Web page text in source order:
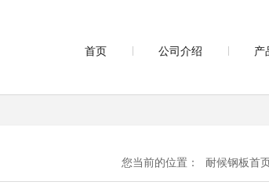
首页 公司介绍 产
您当前的位置： 耐候钢板首